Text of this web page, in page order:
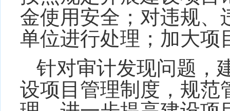
金使用安全；对违规、
单位进行处理；加大项
针对审计发现问题，
设项目管理制度，规范